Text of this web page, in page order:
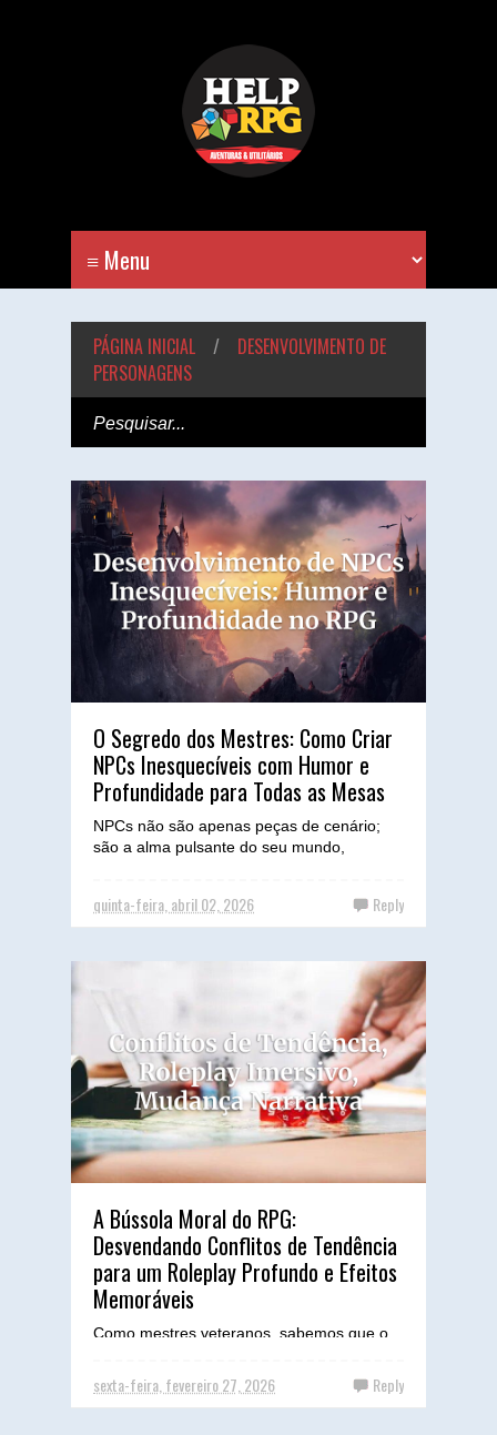
PÁGINA INICIAL /
DESENVOLVIMENTO DE
PERSONAGENS
O Segredo dos Mestres: Como Criar
NPCs Inesquecíveis com Humor e
Profundidade para Todas as Mesas
NPCs não são apenas peças de cenário;
são a alma pulsante do seu mundo,
quinta-feira, abril 02, 2026 Reply
A Bússola Moral do RPG:
Desvendando Conflitos de Tendência
para um Roleplay Profundo e Efeitos
Memoráveis
Como mestres veteranos, sabemos que o
personagens e na riqueza de seu mundo...
sexta-feira, fevereiro 27, 2026 Reply